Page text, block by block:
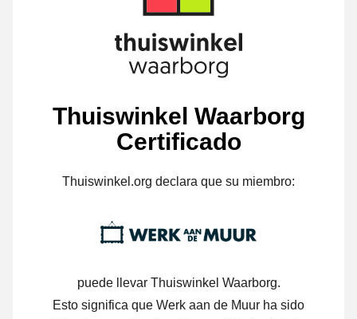
Thuiswinkel Waarborg
Certificado
Thuiswinkel.org declara que su miembro:
puede llevar Thuiswinkel Waarborg.
Esto significa que Werk aan de Muur ha sido